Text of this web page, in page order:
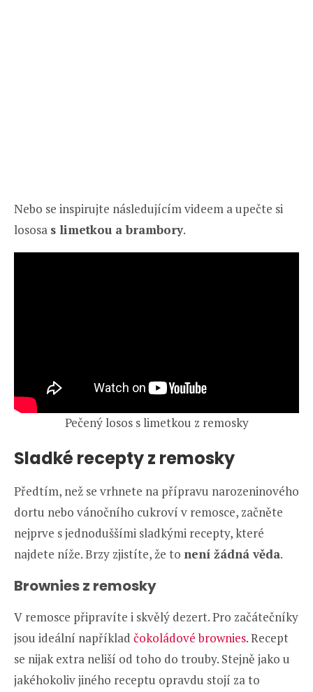
Nebo se inspirujte následujícím videem a upečte si
lososa s limetkou a brambory.
Pečený losos s limetkou z remosky
Sladké recepty z remosky
Předtím, než se vrhnete na přípravu narozeninového
dortu nebo vánočního cukroví v remosce, začněte
nejprve s jednoduššími sladkými recepty, které
najdete níže. Brzy zjistíte, že to není žádná věda.
Brownies z remosky
V remosce připravíte i skvělý dezert. Pro začátečníky
jsou ideální například čokoládové brownies. Recept
se nijak extra neliší od toho do trouby. Stejně jako u
jakéhokoliv jiného receptu opravdu stojí za to